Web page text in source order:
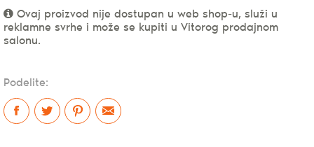
Ovaj proizvod nije dostupan u web shop-u, služi u
reklamne svrhe i može se kupiti u Vitorog prodajnom
salonu.
Podelite: